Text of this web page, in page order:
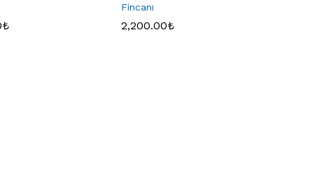
₺
Fincanı
2,200.00₺